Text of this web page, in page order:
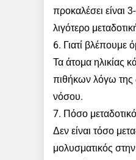
προκαλέσει είναι
λιγότερο
6. Γιατί βλέπουμε
Τα άτομα ηλικίας
πιθήκων λόγω της
νόσου.
7. Πόσο
Δεν είναι τόσο
μολυσματικός